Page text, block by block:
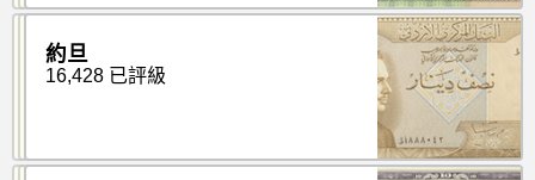
約旦
16,428 已評級